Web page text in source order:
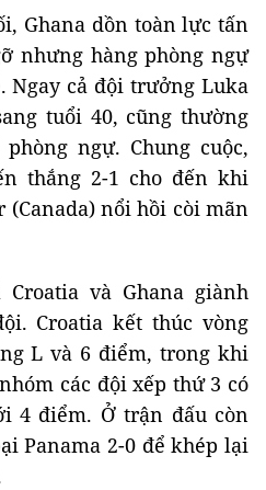
Ghana dồn toàn lực tấn
nhưng hàng phòng ngự
Ngay cả đội trưởng Luka
tuổi 40, cũng thường
ngự. Chung cuộc,
thắng 2-1 cho đến khi
nổi hồi còi mãn
và Ghana giành
Croatia kết thúc vòng
L và 6 điểm, trong khi
các đội xếp thứ 3 có
4 điểm. Ở trận đấu còn
Panama 2-0 để khép lại